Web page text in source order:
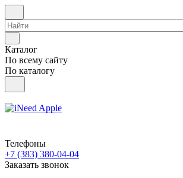
Каталог
По всему сайту
По каталогу
Телефоны
+7 (383) 380-04-04
Заказать звонок